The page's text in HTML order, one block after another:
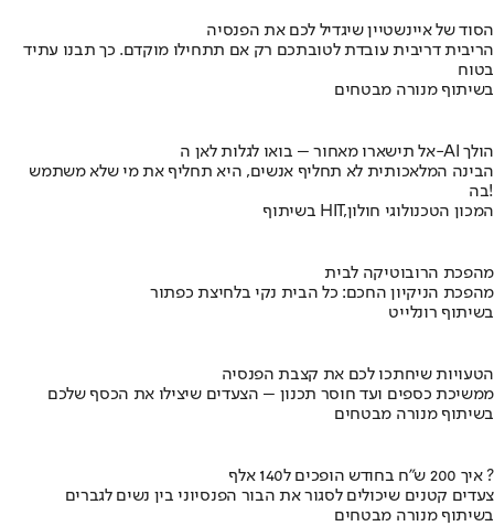
הסוד של איינשטיין שיגדיל לכם את הפנסיה
הריבית דריבית עובדת לטובתכם רק אם תתחילו מוקדם. כך תבנו עתיד
בטוח
בשיתוף מנורה מבטחים
אל תישארו מאחור – בואו לגלות לאן ה-AI הולך
הבינה המלאכותית לא תחליף אנשים, היא תחליף את מי שלא משתמש
בה!
בשיתוף HIT,המכון הטכנולוגי חולון
מהפכת הרובוטיקה לבית
מהפכת הניקיון החכם: כל הבית נקי בלחיצת כפתור
בשיתוף רונלייט
הטעויות שיחתכו לכם את קצבת הפנסיה
ממשיכת כספים ועד חוסר תכנון – הצעדים שיצילו את הכסף שלכם
בשיתוף מנורה מבטחים
איך 200 ש"ח בחודש הופכים ל140 אלף ?
צעדים קטנים שיכולים לסגור את הבור הפנסיוני בין נשים לגברים
בשיתוף מנורה מבטחים